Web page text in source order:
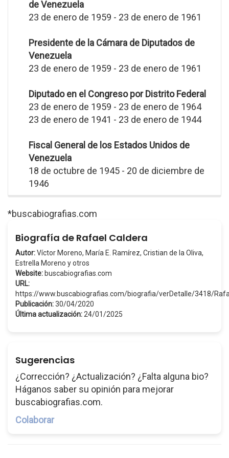
de Venezuela
23 de enero de 1959 - 23 de enero de 1961
Presidente de la Cámara de Diputados de
Venezuela
23 de enero de 1959 - 23 de enero de 1961
Diputado en el Congreso por Distrito Federal
23 de enero de 1959 - 23 de enero de 1964
23 de enero de 1941 - 23 de enero de 1944
Fiscal General de los Estados Unidos de
Venezuela
18 de octubre de 1945 - 20 de diciembre de
1946
*buscabiografias.com
Biografía de Rafael Caldera
Autor:Víctor Moreno, María E. Ramírez, Cristian de la Oliva,
Estrella Moreno y otros
Website: buscabiografias.com
URL:
https://www.buscabiografias.com/biografia/verDetalle/3418/
Publicación:30/04/2020
Última actualización: 24/01/2025
Sugerencias
¿Corrección? ¿Actualización? ¿Falta alguna bio?
Háganos saber su opinión para mejorar
buscabiografias.com.
Colaborar